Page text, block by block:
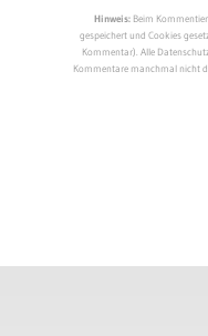
Hinweis:Beim
gespeichert und Cookies
Kommentar). Alle
Kommentare manchmal nicht